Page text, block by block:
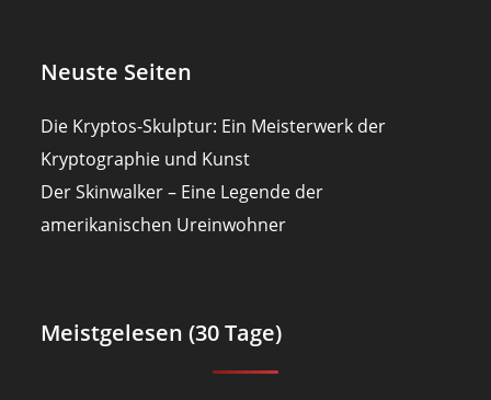
Neuste Seiten
Die Kryptos-Skulptur: Ein Meisterwerk der
Kryptographie und Kunst
Der Skinwalker – Eine Legende der
amerikanischen Ureinwohner
Meistgelesen (30 Tage)